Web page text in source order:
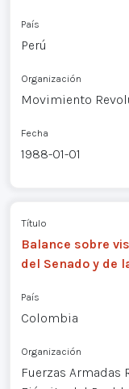
País
Perú
Organización
Movimiento
Fecha
1988-01-01
Título
Balance sobre
del Senado y de
País
Colombia
Organización
Fuerzas Armadas